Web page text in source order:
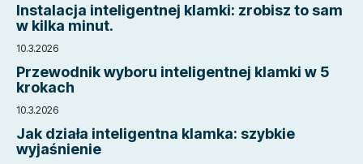
Instalacja inteligentnej klamki: zrobisz to sam
w kilka minut.
10.3.2026
Przewodnik wyboru inteligentnej klamki w 5
krokach
10.3.2026
Jak działa inteligentna klamka: szybkie
wyjaśnienie